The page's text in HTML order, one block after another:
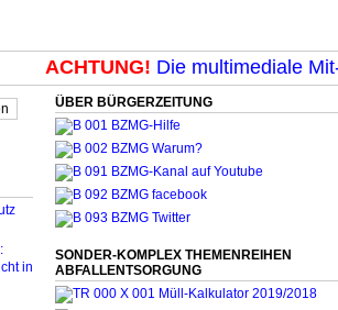
ACHTUNG!Die multimediale Mit-
in
ÜBER BÜRGERZEITUNG
SONDER-KOMPLEX THEMENREIHEN
ABFALLENTSORGUNG